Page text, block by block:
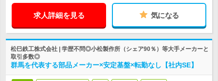
求人詳細を見る 気になる
松巳鉄工株式会社 | 学歴不問◎小松製作所（シェア90％）等大手メーカーと
取引多数◎
群馬を代表する部品メーカー×安定基盤×転勤なし【社内SE】